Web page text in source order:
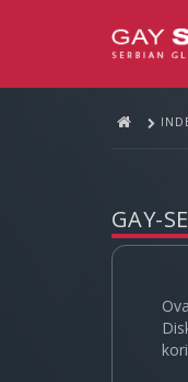
GAY-